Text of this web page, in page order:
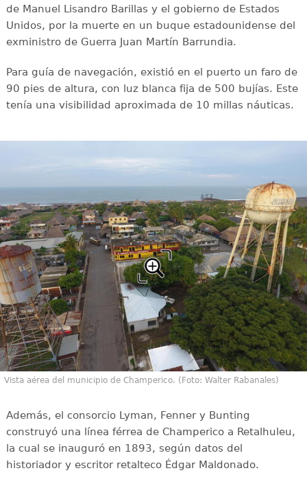
de Manuel Lisandro Barillas y el gobierno de Estados
Unidos, por la muerte en un buque estadounidense del
exministro de Guerra Juan Martín Barrundia.
Para guía de navegación, existió en el puerto un faro de
90 pies de altura, con luz blanca fija de 500 bujías. Este
tenía una visibilidad aproximada de 10 millas náuticas.
Vista aérea del municipio de Champerico. (Foto: Walter Rabanales)
Además, el consorcio Lyman, Fenner y Bunting
construyó una línea férrea de Champerico a Retalhuleu,
la cual se inauguró en 1893, según datos del
historiador y escritor retalteco Édgar Maldonado.